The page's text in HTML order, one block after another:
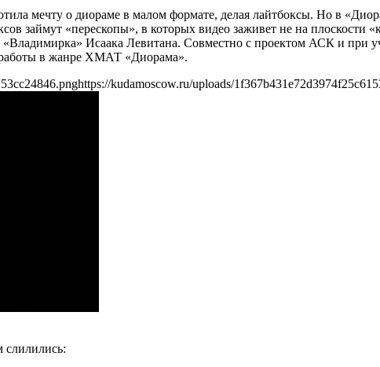
мечту о диораме в малом формате, делая лайтбоксы. Но в
займут «перескопы», в которых видео заживет не на плоскости
Исаака Левитана. Совместно с проектом АСК и при
работы в жанре ХМАТ «Диорама».
https://kudamoscow.ru/uploads/
слилились: